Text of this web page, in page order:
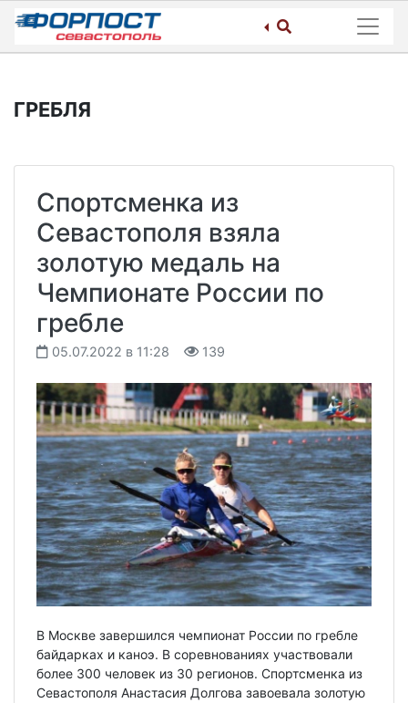
Skip
content
ГРЕБЛЯ
Спортсменка из
Севастополя взяла
золотую медаль на
Чемпионате России по
гребле
05.07.2022 в 11:28 139
В Москве завершился чемпионат России по гребле
байдарках и каноэ. В соревнованиях участвовали
более 300 человек из 30 регионов. Спортсменка из
Севастополя Анастасия Долгова завоевала золотую